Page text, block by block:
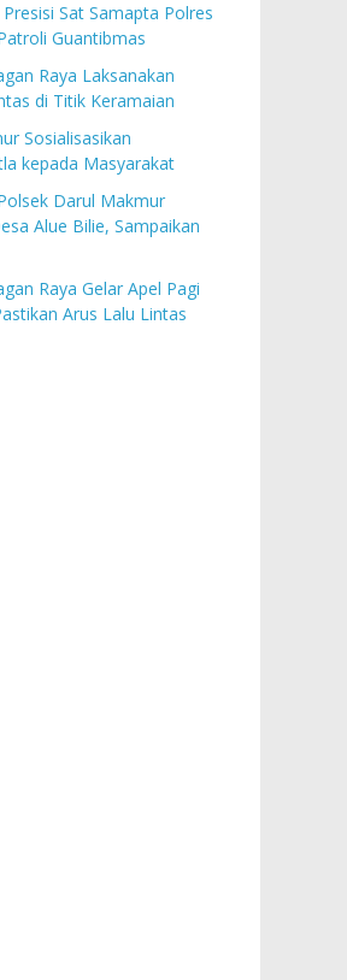
Sat Samapta Polres
Guantibmas
Raya Laksanakan
di Titik Keramaian
Sosialisasikan
kepada Masyarakat
Darul Makmur
Alue Bilie, Sampaikan
Raya Gelar Apel Pagi
Arus Lalu Lintas